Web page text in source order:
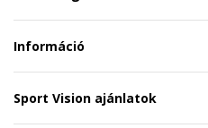
Információ
Sport Vision ajánlatok